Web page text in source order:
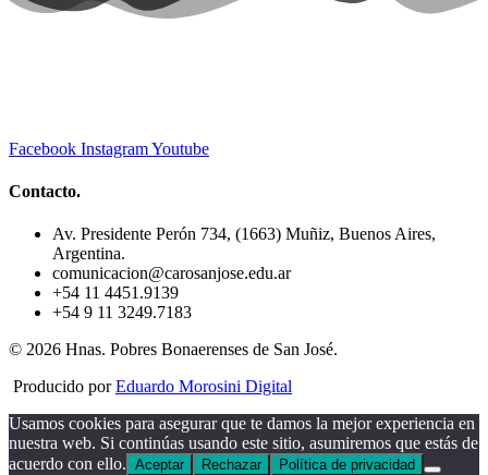
Facebook InstagramYoutube
Contacto.
Av. Presidente Perón 734, (1663) Muñiz, Buenos Aires,
Argentina.
comunicacion@carosanjose.edu.ar
+54 11 4451.9139
+54 9 11 3249.7183
© 2026 Hnas. Pobres Bonaerenses de San José.
Producido porEduardo Morosini Digital
Usamos cookies para asegurar que te damos la mejor experiencia en
nuestra web. Si continúas usando este sitio, asumiremos que estás de
acuerdo con ello. Aceptar Rechazar Política de privacidad